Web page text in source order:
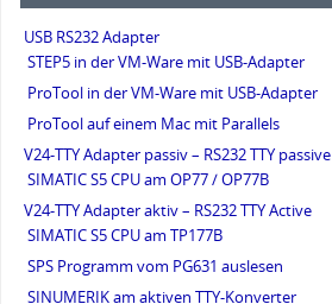
USB RS232 Adapter
STEP5 in der VM-Ware mit USB-Adapter
ProTool in der VM-Ware mit USB-Adapter
ProTool auf einem Mac mit Parallels
V24-TTY Adapter passiv – RS232 TTY passive
SIMATIC S5 CPU am OP77 / OP77B
V24-TTY Adapter aktiv – RS232 TTY Active
SIMATIC S5 CPU am TP177B
SPS Programm vom PG631 auslesen
SINUMERIK am aktiven TTY-Konverter